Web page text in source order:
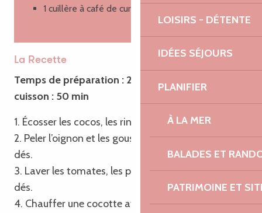
LOISIRS - DÉTENTE
IDÉES SÉJOURS
PLANIFIER
À LA MER
BALADES ET
PATRIMOINE ET
1 cuillère à café de curcuma
La Recette
Temps de préparation : 20 min – Temps de
cuisson : 50 min
1. Écosser les cocos, les rincer et les égoutter.
2. Peler l’oignon et les gousses d’ail et les couper en
dés.
3. Laver les tomates, les peler et les couper aussi en
dés.
4. Chauffer une cocotte avec l’huile d’olive, puis